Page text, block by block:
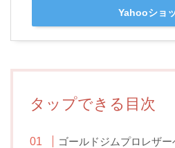
Yahooショ
タップできる目次
ゴールドジムプロレザ